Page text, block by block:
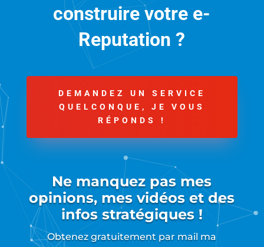
construire votre e-
Reputation ?
DEMANDEZ UN SERVICE
QUELCONQUE, JE VOUS
RÉPONDS !
Ne manquez pas mes
opinions, mes vidéos et des
infos stratégiques !
Obtenez gratuitement par mail ma